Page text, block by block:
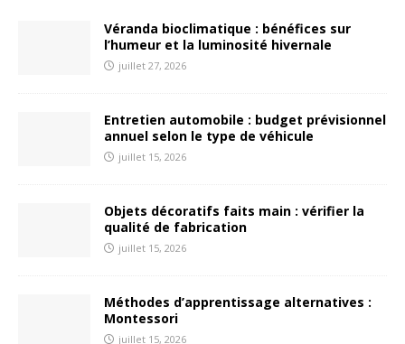
Véranda bioclimatique : bénéfices sur
l’humeur et la luminosité hivernale
juillet 27, 2026
Entretien automobile : budget prévisionnel
annuel selon le type de véhicule
juillet 15, 2026
Objets décoratifs faits main : vérifier la
qualité de fabrication
juillet 15, 2026
Méthodes d’apprentissage alternatives :
Montessori
juillet 15, 2026